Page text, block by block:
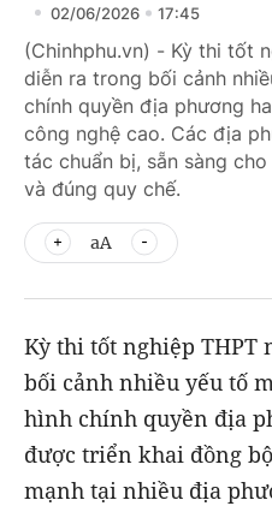
02/06/2026 17:45
(Chinhphu.vn) - Kỳ thi tốt
diễn ra trong bối cảnh
chính quyền địa phương
công nghệ cao. Các địa
tác chuẩn bị, sẵn sàng
và đúng quy chế.
aA
Kỳ thi tốt nghiệp THPT
bối cảnh nhiều yếu tố
hình chính quyền địa
được triển khai đồng
mạnh tại nhiều địa